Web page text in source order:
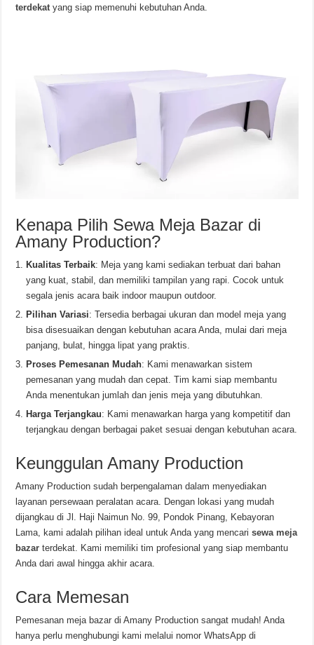
terdekatyang siap memenuhi kebutuhan Anda.
Kenapa Pilih Sewa Meja Bazar di
Amany Production?
Kualitas Terbaik: Meja yang kami sediakan terbuat dari bahan
yang kuat, stabil, dan memiliki tampilan yang rapi. Cocok untuk
segala jenis acara baik indoor maupun outdoor.
Pilihan Variasi: Tersedia berbagai ukuran dan model meja yang
bisa disesuaikan dengan kebutuhan acara Anda, mulai dari meja
panjang, bulat, hingga lipat yang praktis.
Proses Pemesanan Mudah: Kami menawarkan sistem
pemesanan yang mudah dan cepat. Tim kami siap membantu
Anda menentukan jumlah dan jenis meja yang dibutuhkan.
Harga Terjangkau: Kami menawarkan harga yang kompetitif dan
terjangkau dengan berbagai paket sesuai dengan kebutuhan acara.
Keunggulan Amany Production
Amany Production sudah berpengalaman dalam menyediakan
layanan persewaan peralatan acara. Dengan lokasi yang mudah
dijangkau di Jl. Haji Naimun No. 99, Pondok Pinang, Kebayoran
Lama, kami adalah pilihan ideal untuk Anda yang mencarisewa meja
bazar terdekat. Kami memiliki tim profesional yang siap membantu
Anda dari awal hingga akhir acara.
Cara Memesan
Pemesanan meja bazar di Amany Production sangat mudah! Anda
hanya perlu menghubungi kami melalui nomor WhatsApp di